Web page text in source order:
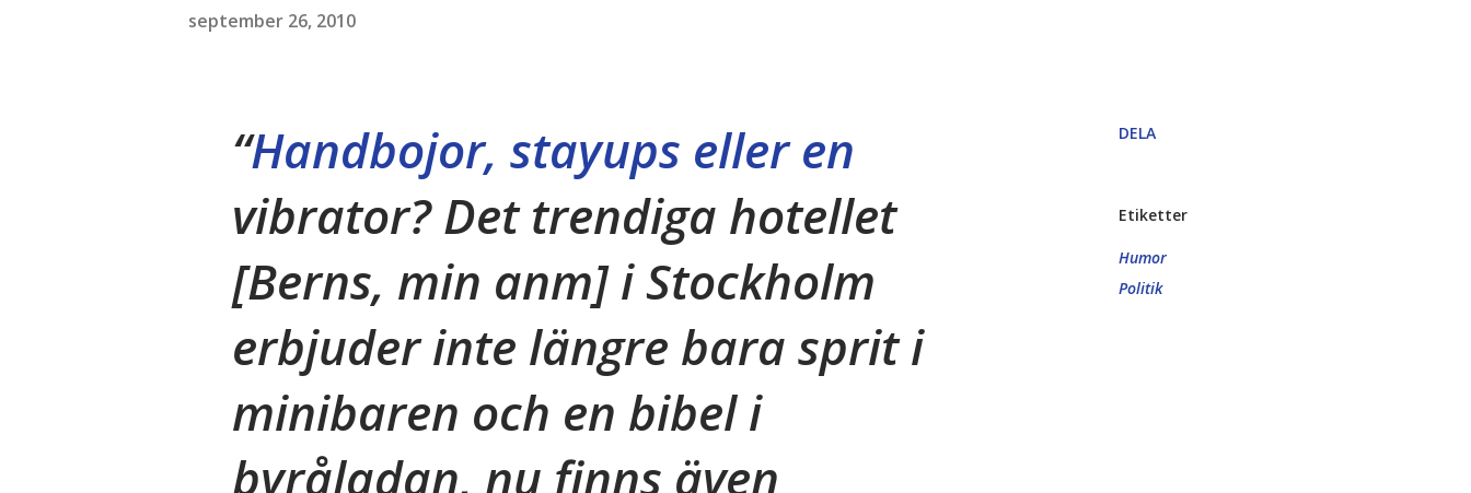
september 26, 2010
Handbojor, stayups eller en
vibrator? Det trendiga hotellet
[Berns, min anm]i Stockholm
erbjuder inte längre bara sprit i
minibaren och en bibel i
byråladan, nu finns även
DELA
Etiketter
Humor
Politik